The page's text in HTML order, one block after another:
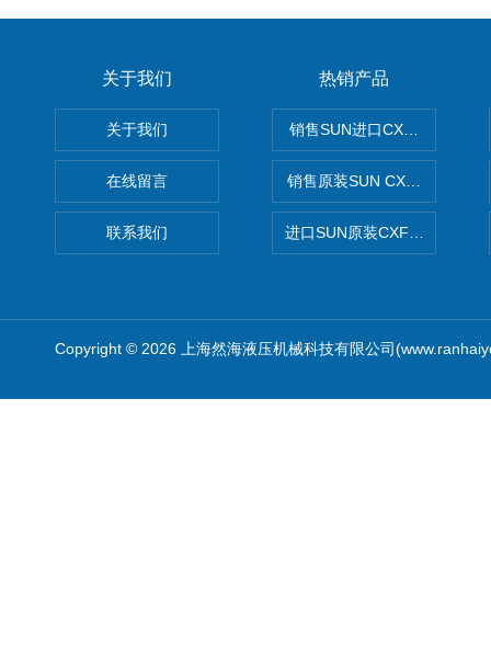
关于我们
关于我们
在线留言
联系我们
热销产品
销售SUN进口CXGDXCN插
销售原装SUN CXJAXCN全
进口SUN原装CXFAXCN导压
Copyright © 2026 上海然海液压机械科技有限公司